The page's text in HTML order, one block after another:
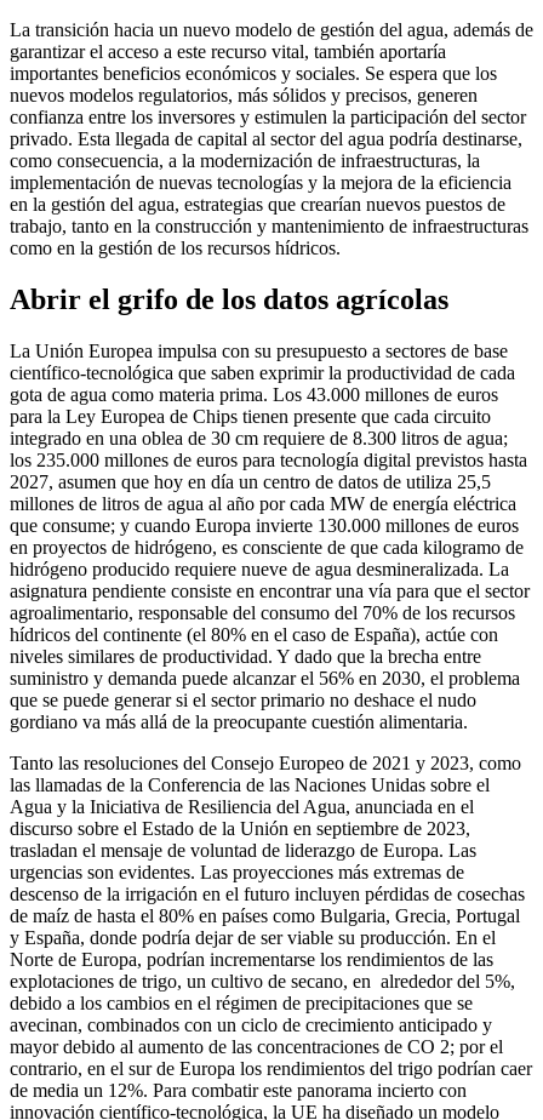
La transición hacia un nuevo modelo de gestión del agua, además de
garantizar el acceso a este recurso vital, también aportaría
importantes beneficios económicos y sociales. Se espera que los
nuevos modelos regulatorios, más sólidos y precisos, generen
confianza entre los inversores y estimulen la participación del sector
privado. Esta llegada de capital al sector del agua podría destinarse,
como consecuencia, a la modernización de infraestructuras, la
implementación de nuevas tecnologías y la mejora de la eficiencia
en la gestión del agua, estrategias que crearían nuevos puestos de
trabajo, tanto en la construcción y mantenimiento de infraestructuras
como en la gestión de los recursos hídricos.
Abrir el grifo de los datos agrícolas
La Unión Europea impulsa con su presupuesto a sectores de base
científico-tecnológica que saben exprimir la productividad de cada
gota de agua como materia prima. Los 43.000 millones de euros
para la Ley Europea de Chips tienen presente que cada circuito
integrado en una oblea de 30 cm requiere de 8.300 litros de agua;
los 235.000 millones de euros para tecnología digital previstos hasta
2027, asumen que hoy en día un centro de datos de utiliza 25,5
millones de litros de agua al año por cada MW de energía eléctrica
que consume; y cuando Europa invierte 130.000 millones de euros
en proyectos de hidrógeno, es consciente de que cada kilogramo de
hidrógeno producido requiere nueve de agua desmineralizada. La
asignatura pendiente consiste en encontrar una vía para que el sector
agroalimentario, responsable del consumo del 70% de los recursos
hídricos del continente (el 80% en el caso de España), actúe con
niveles similares de productividad. Y dado que la brecha entre
suministro y demanda puede alcanzar el 56% en 2030, el problema
que se puede generar si el sector primario no deshace el nudo
gordiano va más allá de la preocupante cuestión alimentaria.
Tanto las resoluciones del Consejo Europeo de 2021 y 2023, como
las llamadas de la Conferencia de las Naciones Unidas sobre el
Agua y la Iniciativa de Resiliencia del Agua, anunciada en el
discurso sobre el Estado de la Unión en septiembre de 2023,
trasladan el mensaje de voluntad de liderazgo de Europa. Las
urgencias son evidentes. Las proyecciones más extremas de
descenso de la irrigación en el futuro incluyen pérdidas de cosechas
de maíz de hasta el 80% en países como Bulgaria, Grecia, Portugal
y España, donde podría dejar de ser viable su producción. En el
Norte de Europa, podrían incrementarse los rendimientos de las
explotaciones de trigo, un cultivo de secano, en alrededor del 5%,
debido a los cambios en el régimen de precipitaciones que se
avecinan, combinados con un ciclo de crecimiento anticipado y
mayor debido al aumento de las concentraciones de CO 2; por el
contrario, en el sur de Europa los rendimientos del trigo podrían caer
de media un 12%. Para combatir este panorama incierto con
innovación científico-tecnológica, la UE ha diseñado un modelo